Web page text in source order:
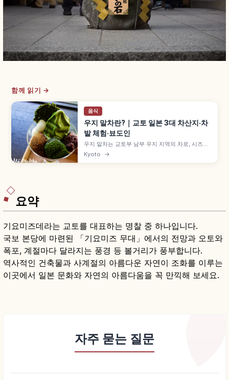
함께 읽기 →
음식
우지 말차란?｜교토 일본 3대 차산지·차
밭 체험·뵤도인
우지 말차는 교토부 남부 우지 지역의 차로, 시즈오
카·사야마와 함께 일본 3대 차산지로 꼽힙니다. 에
이사이와 센노리큐로 이어지는 차 문화, 차잎 따기·
Kyoto →
요약
기요미즈데라는 교토를 대표하는 명찰 중 하나입니다.
국보 본당에 마련된 「기요미즈 무대」에서의 전망과 오토와
폭포, 계절마다 달라지는 풍경 등 볼거리가 풍부합니다.
역사적인 건축물과 사계절의 아름다운 자연이 조화를 이루는
이곳에서 일본 문화와 자연의 아름다움을 꼭 만끽해 보세요.
자주 묻는 질문